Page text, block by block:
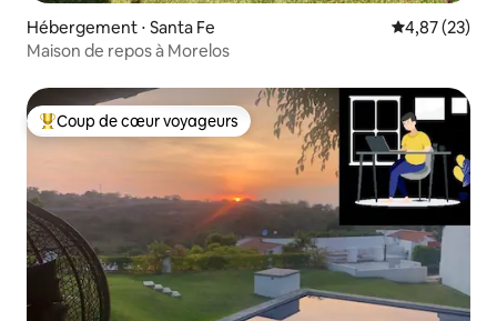
Hébergement ⋅ Santa Fe Évaluation
4,87 (23)
Maison de repos à Morelos
Coups de cœur voyageurs les plus appréciés
Coup de cœur voyageurs